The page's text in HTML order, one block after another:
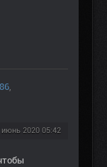
,
июнь 2020 05:42